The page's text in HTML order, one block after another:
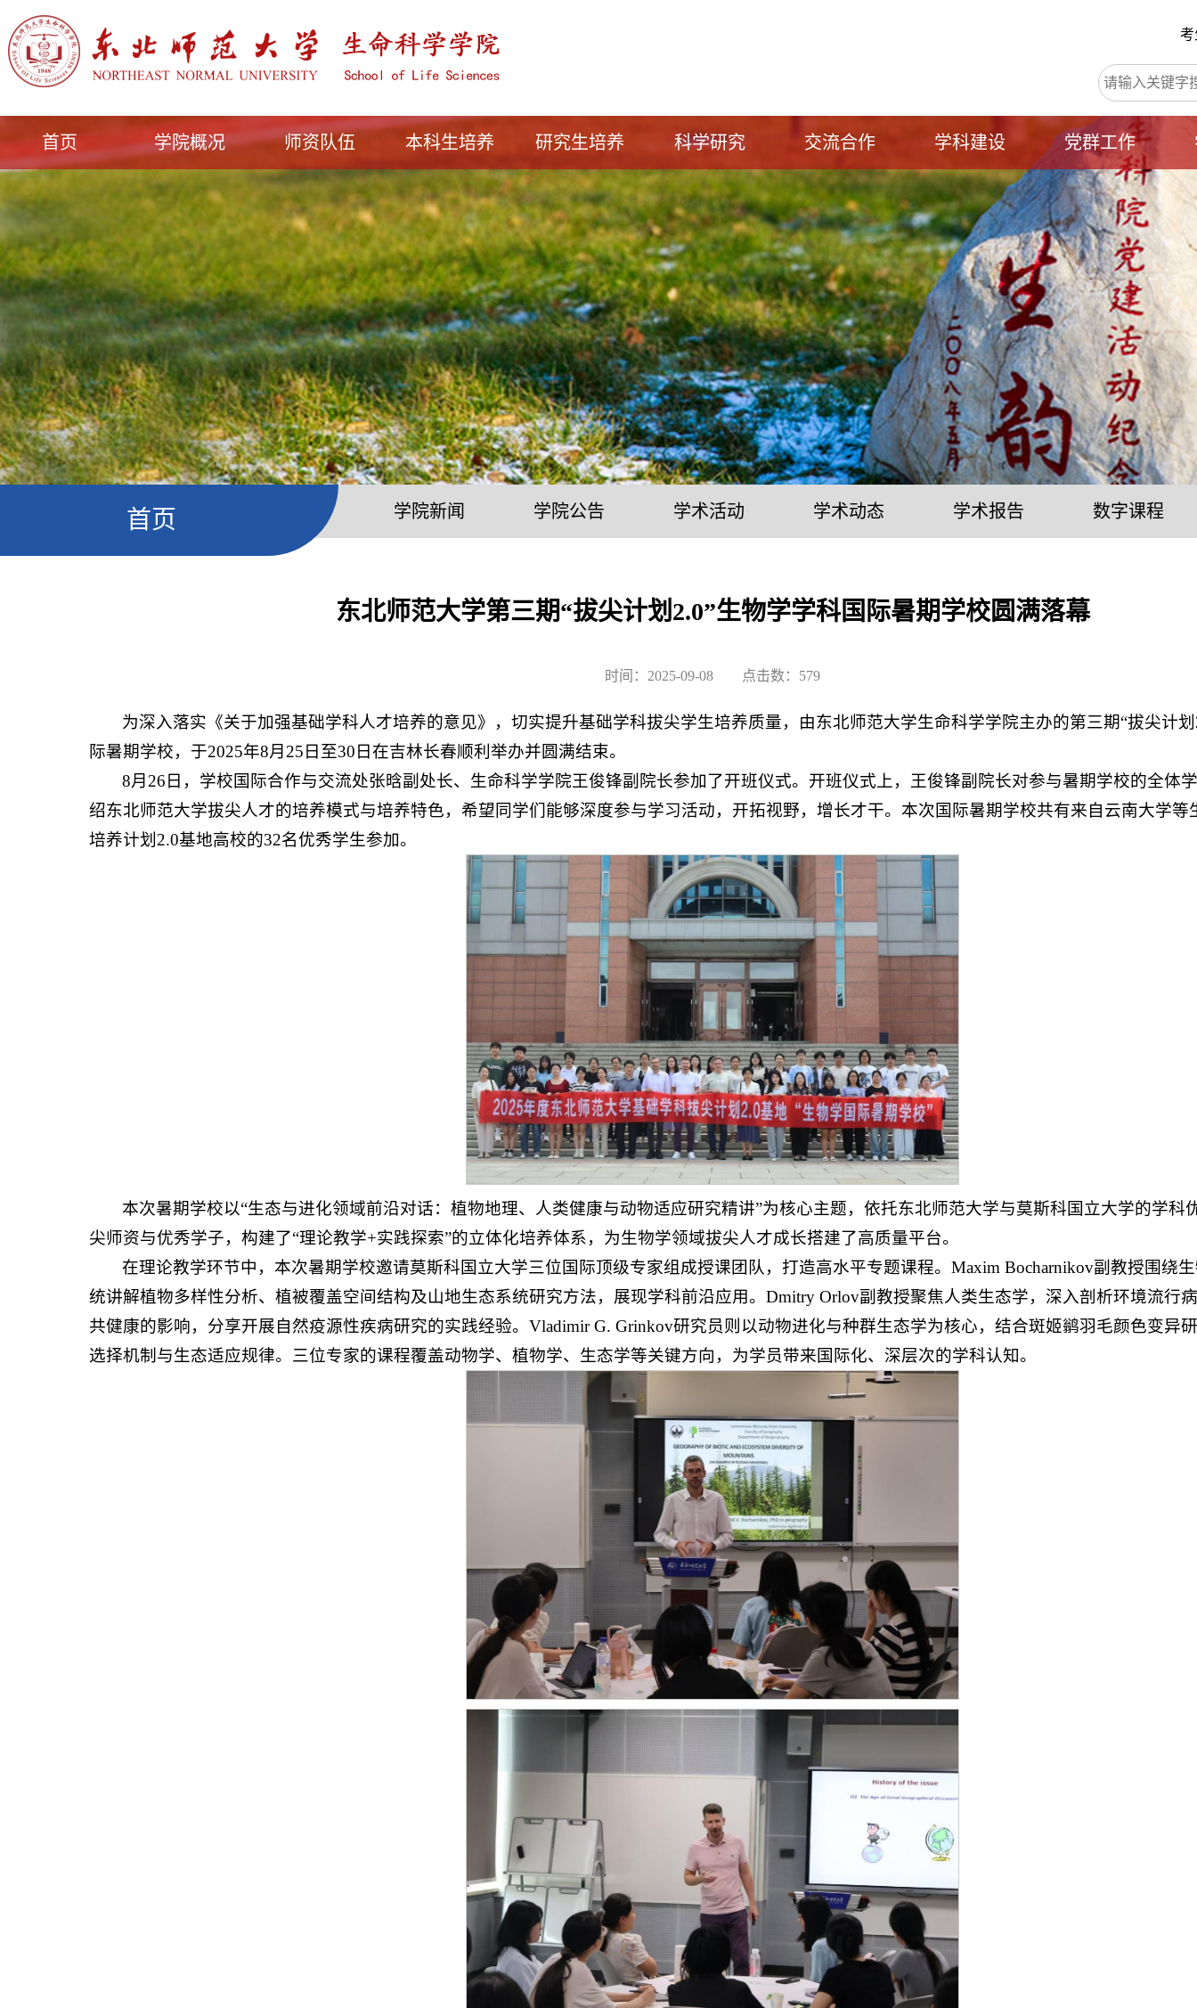
考
首页 学院概况 师资队伍 本科生培养 研究生培养 科学研究 交流合作 学科建设 党群工作
首页 学院新闻 学院公告 学术活动 学术动态 学术报告 数字课程
东北师范大学第三期“拔尖计划2.0”生物学学科国际暑期学校圆满落幕
时间：2025-09-08 点击数： 579
为深入落实《关于加强基础学科人才培养的意见》，切实提升基础学科拔尖学生培养质量，由东北师范大学生命科学学院主办的第三期“拔尖计
际暑期学校，于2025年8月25日至30日在吉林长春顺利举办并圆满结束。
8月26日，学校国际合作与交流处张晗副处长、生命科学学院王俊锋副院长参加了开班仪式。开班仪式上，王俊锋副院长对参与暑期学校的全体
绍东北师范大学拔尖人才的培养模式与培养特色，希望同学们能够深度参与学习活动，开拓视野，增长才干。本次国际暑期学校共有来自云南大学等
培养计划2.0基地高校的32名优秀学生参加。
本次暑期学校以“生态与进化领域前沿对话：植物地理、人类健康与动物适应研究精讲”为核心主题，依托东北师范大学与莫斯科国立大学的学科
尖师资与优秀学子，构建了“理论教学+实践探索”的立体化培养体系，为生物学领域拔尖人才成长搭建了高质量平台。
在理论教学环节中，本次暑期学校邀请莫斯科国立大学三位国际顶级专家组成授课团队，打造高水平专题课程。Maxim Bocharnikov副教授围绕
统讲解植物多样性分析、植被覆盖空间结构及山地生态系统研究方法，展现学科前沿应用。Dmitry Orlov副教授聚焦人类生态学，深入剖析环境流行
共健康的影响，分享开展自然疫源性疾病研究的实践经验。Vladimir G. Grinkov研究员则以动物进化与种群生态学为核心，结合斑姬鹟羽毛颜色变异
选择机制与生态适应规律。三位专家的课程覆盖动物学、植物学、生态学等关键方向，为学员带来国际化、深层次的学科认知。